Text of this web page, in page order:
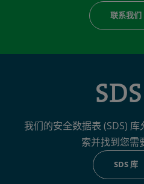
联系我们
我们的安全数据表 (SDS)
索并找到您需
SDS 库